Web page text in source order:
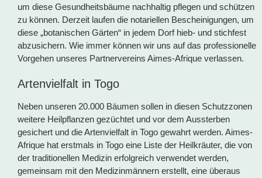
um diese Gesundheitsbäume nachhaltig pflegen und schützen
zu können. Derzeit laufen die notariellen Bescheinigungen, um
diese „botanischen Gärten“ in jedem Dorf hieb- und stichfest
abzusichern. Wie immer können wir uns auf das professionelle
Vorgehen unseres Partnervereins Aimes-Afrique verlassen.
Artenvielfalt in Togo
Neben unseren 20.000 Bäumen sollen in diesen Schutzzonen
weitere Heilpflanzen gezüchtet und vor dem Aussterben
gesichert und die Artenvielfalt in Togo gewahrt werden. Aimes-
Afrique hat erstmals in Togo eine Liste der Heilkräuter, die von
der traditionellen Medizin erfolgreich verwendet werden,
gemeinsam mit den Medizinmännern erstellt, eine überaus